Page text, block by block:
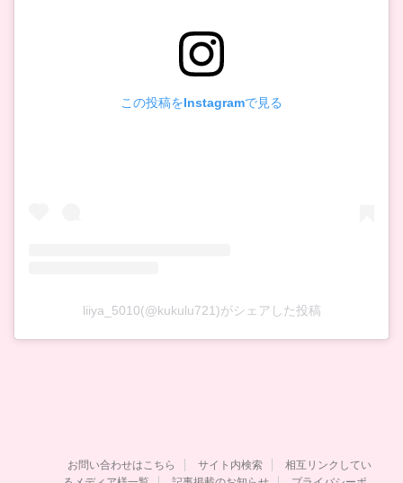
この投稿をInstagramで見る
liiya_5010(@kukulu721)がシェアした投稿
お問い合わせはこちら サイト内検索
相互リンクしてい